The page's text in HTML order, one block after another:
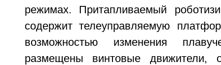
режимах. Притапливаемый
содержит телеуправляемую
возможностью изменения
размещены винтовые движители,